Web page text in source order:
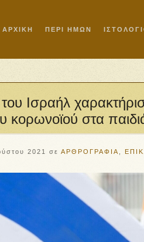
ΑΡΧΙΚΗ ΠΕΡΙ ΗΜΩΝ
Ισραήλ
κορωνοϊού στα
2021 σε ΑΡΘΡΟΓΡΑΦΙΑ